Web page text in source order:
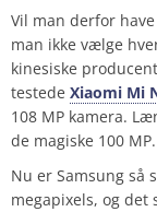
Vil man derfor
man ikke vælge
kinesiske
testede Xiaomi Mi
108 MP kamera.
de magiske 100 MP.
Nu er Samsung så
megapixels, og